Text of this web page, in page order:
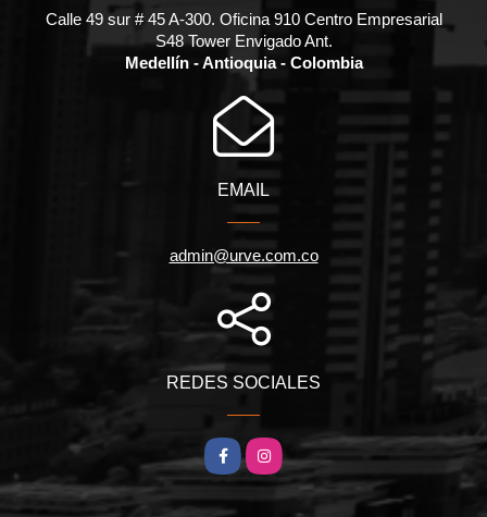
Calle 49 sur # 45 A-300. Oficina 910 Centro Empresarial
S48 Tower Envigado Ant.
Medellín - Antioquia - Colombia
EMAIL
admin@urve.com.co
REDES SOCIALES
FacebookInstagram